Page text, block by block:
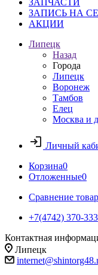
ЗАПЧАСТИ
ЗАПИСЬ НА
АКЦИИ
Липецк
Назад
Города
Липецк
Воронеж
Тамбов
Елец
Москва и
Личный
Корзина0
Отложенные0
Сравнение
+7(4742) 370-333
Контактная
Липецк